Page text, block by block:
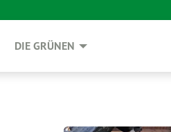
DIE GRÜNEN